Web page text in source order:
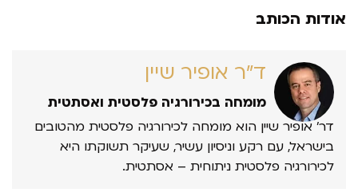
אודות הכותב
ד״ר אופיר שיין
מומחה בכירורגיה פלסטית ואסתטית
דר’ אופיר שיין הוא מומחה לכירורגיה פלסטית מהטובים
בישראל, עם רקע וניסיון עשיר, שעיקר תשוקתו היא
לכירורגיה פלסטית ניתוחית – אסתטית.